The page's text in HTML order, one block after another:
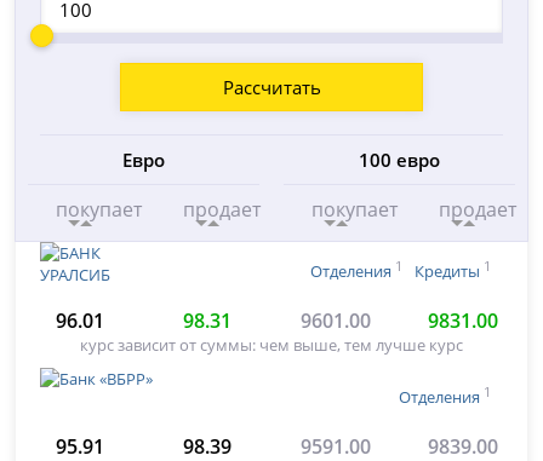
Рассчитать
Евро
покупает продает
100 евро
покупает продает
Отделения 1 Кредиты 1
96.01 98.31 9601.00 9831.00
курс зависит от суммы: чем выше, тем лучше курс
Отделения 1
95.91 98.39 9591.00 9839.00